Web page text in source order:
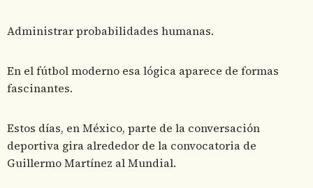
Administrar probabilidades humanas.
En el fútbol moderno esa lógica aparece de formas
fascinantes.
Estos días, en México, parte de la conversación
deportiva gira alrededor de la convocatoria de
Guillermo Martínez al Mundial.